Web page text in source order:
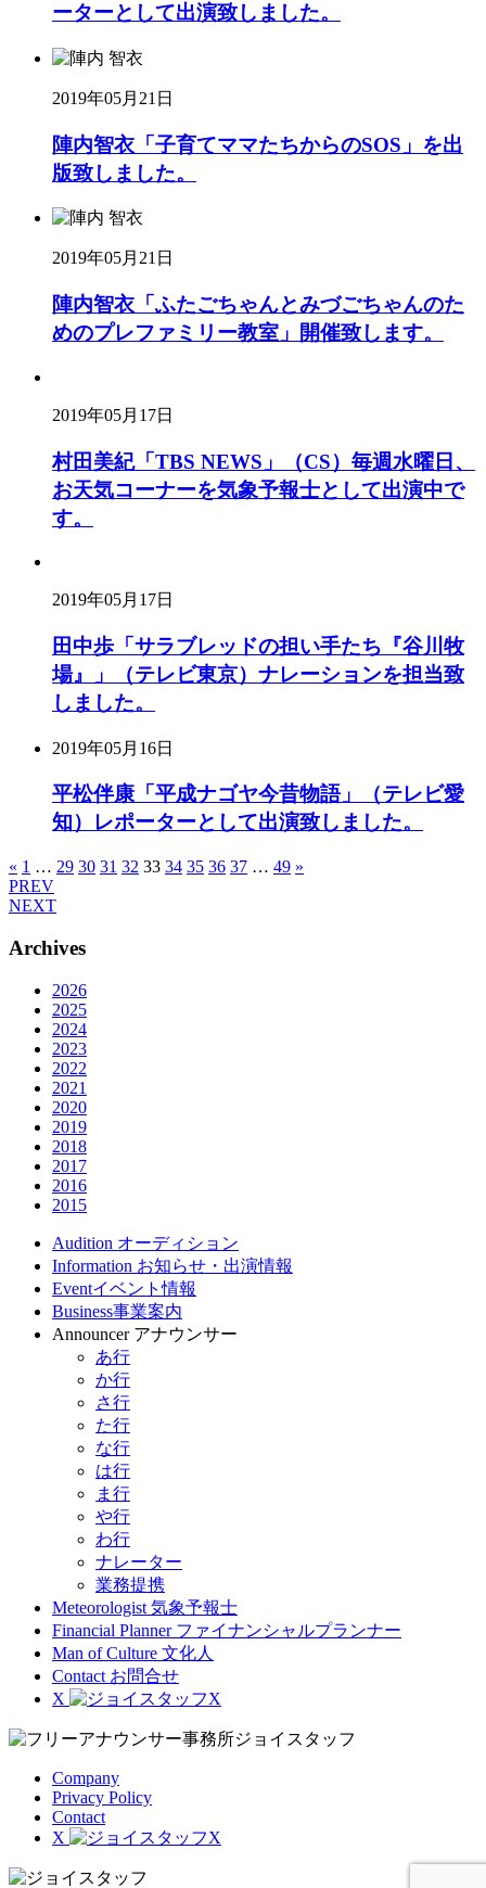
ーターとして出演致しました。
2019年05月21日
陣内智衣「子育てママたちからのSOS」を出
版致しました。
2019年05月21日
陣内智衣「ふたごちゃんとみづごちゃんのた
めのプレファミリー教室」開催致します。
2019年05月17日
村田美紀「TBS NEWS」（CS）毎週水曜日、
お天気コーナーを気象予報士として出演中で
す。
2019年05月17日
田中歩「サラブレッドの担い手たち『谷川牧
場』」（テレビ東京）ナレーションを担当致
しました。
2019年05月16日
平松伴康「平成ナゴヤ今昔物語」（テレビ愛
知）レポーターとして出演致しました。
« 1 … 29 30 31 32 33 34 35 36 37 … 49 »
PREV
NEXT
Archives
2026
2025
2024
2023
2022
2021
2020
2019
2018
2017
2016
2015
Audition オーディション
Information お知らせ・出演情報
Eventイベント情報
Business事業案内
Announcer アナウンサー
あ行
か行
さ行
た行
な行
は行
ま行
や行
わ行
ナレーター
業務提携
Meteorologist 気象予報士
Financial Planner ファイナンシャルプランナー
Man of Culture 文化人
Contact お問合せ
X
Company
Privacy Policy
Contact
X